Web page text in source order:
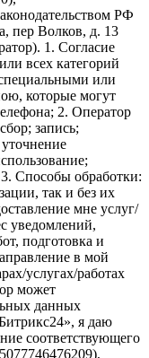
РФ
пер Волков, д. 13
1. Согласие
всех категорий
или
которые могут
2. Оператор
запись;
Способы обработки:
так и без их
мне услуг/
уведомлений,
подготовка и
в мой
услугах/работах
может
данных
я даю
соответствующего